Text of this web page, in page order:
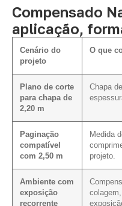
Compensado
aplicação,
Cenário do
projeto
O que
Plano de corte
para chapa de
2,20 m
Chapa de
Paginação
compatível
com 2,50 m
Medida
projeto.
Ambiente com
exposição
recorrente